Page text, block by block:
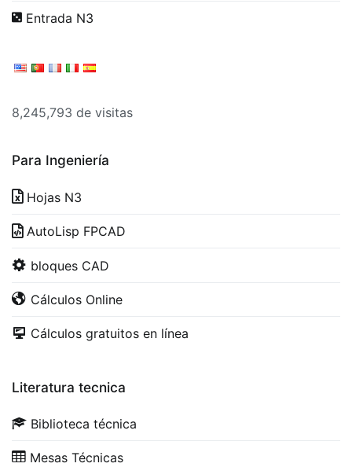
Entrada N3
8,245,793 de visitas
Para Ingeniería
Hojas N3
AutoLisp FPCAD
bloques CAD
Cálculos Online
Cálculos gratuitos en línea
Literatura tecnica
Biblioteca técnica
Mesas Técnicas